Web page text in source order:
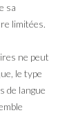
sa
limitées.
ne peut
le type
de langue